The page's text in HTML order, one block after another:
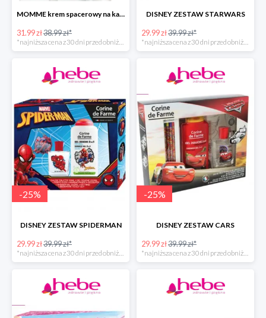
MOMME krem spacerowy na każdą pogodę do ciała
31.99 zł38.99 zł*
*najniższa cena z 30 dni przed obniżką
DISNEY ZESTAW STARWARS
29.99 zł39.99 zł*
*najniższa cena z 30 dni przed obniżką
-25%
DISNEY ZESTAW SPIDERMAN
29.99 zł39.99 zł*
-25%
DISNEY ZESTAW CARS
29.99 zł39.99 zł*